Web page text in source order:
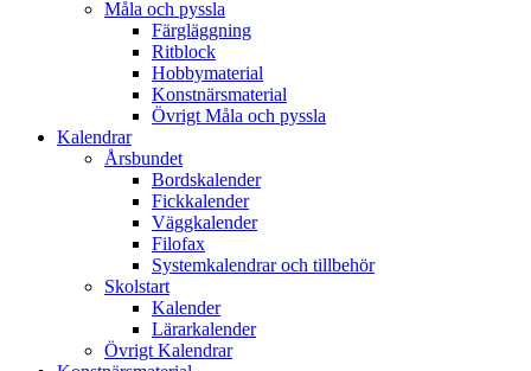
Måla och pyssla
Färgläggning
Ritblock
Hobbymaterial
Konstnärsmaterial
Övrigt Måla och pyssla
Kalendrar
Årsbundet
Bordskalender
Fickkalender
Väggkalender
Filofax
Systemkalendrar och tillbehör
Skolstart
Kalender
Lärarkalender
Övrigt Kalendrar